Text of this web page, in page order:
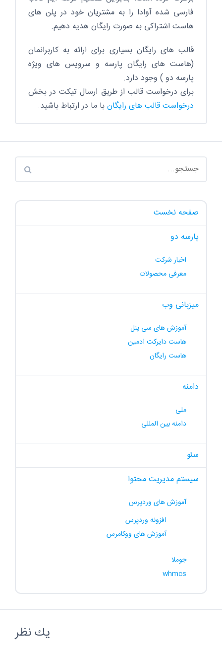
فارسی شده آوادا را به مشتریان خود در پلن های
هاست اشتراکی به صورت رایگان هدیه دهیم.
قالب های رایگان بسیاری برای ارائه به کاربرانمان
(هاست های رایگان پارسه و سرویس های ویژه
پارسه دو ) وجود دارد.
برای درخواست قالب از طریق ارسال تیکت در بخش
درخواست قالب های رایگانبا ما در ارتباط باشید.
صفحه نخست
پارسه دو
اخبار شرکت
معرفی محصولات
میزبانی وب
آموزش های سی پنل
هاست دایرکت ادمین
هاست رایگان
دامنه
ملی
دامنه بین المللی
سئو
سیستم مدیریت محتوا
آموزش های وردپرس
افزونه وردپرس
آموزش های ووکامرس
جوملا
whmcs
يك نظر